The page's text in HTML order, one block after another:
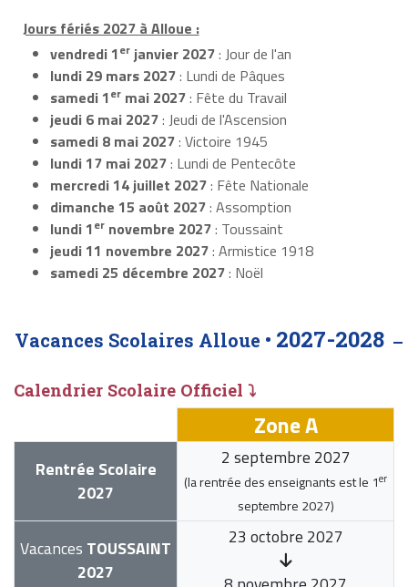
Jours fériés 2027 à Alloue :
vendredi 1er janvier 2027: Jour de l'an
lundi 29 mars 2027: Lundi de Pâques
samedi 1er mai 2027: Fête du Travail
jeudi 6 mai 2027: Jeudi de l'Ascension
samedi 8 mai 2027: Victoire 1945
lundi 17 mai 2027: Lundi de Pentecôte
mercredi 14 juillet 2027: Fête Nationale
dimanche 15 août 2027: Assomption
lundi 1er novembre 2027: Toussaint
jeudi 11 novembre 2027: Armistice 1918
samedi 25 décembre 2027: Noël
Vacances Scolaires Alloue • 2027-2028
Calendrier Scolaire Officiel ⤵
Zone A
Rentrée Scolaire
2027
2 septembre 2027
(la rentrée des enseignants est le 1er
septembre 2027)
Vacances TOUSSAINT
2027
23 octobre 2027